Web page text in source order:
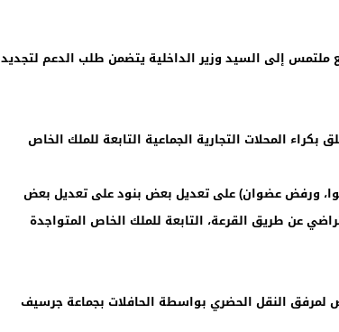
الحاضرين (موافقة 21 عضوا) على رفع ملتمس إلى السيد وزير الداخلية يتضمن طلب الدعم لتجديد
المحلات التجارية الجماعية التابعة للملك الخاص
بأغلبية الأعضاء المزاولين مهامهم (موافقة 19 عضوا، ورفض عضوان) على تعديل بعض بنود على تعديل بعض
عن طريق القرعة، التابعة للملك الخاص المتواجدة
لمرفق النقل الحضري بواسطة الحافلات بجماعة جرسيف